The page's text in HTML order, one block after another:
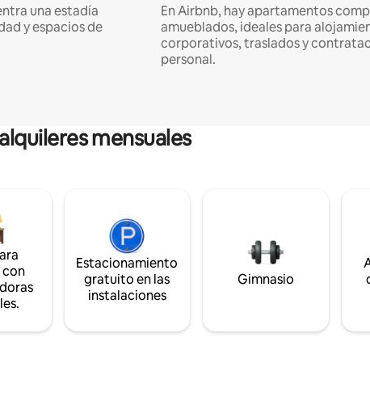
una estadía
y espacios de
En Airbnb, hay apartamentos
amueblados, ideales para
corporativos, traslados y
personal.
mensuales
Estacionamiento
gratuito en las
instalaciones
Gimnasio